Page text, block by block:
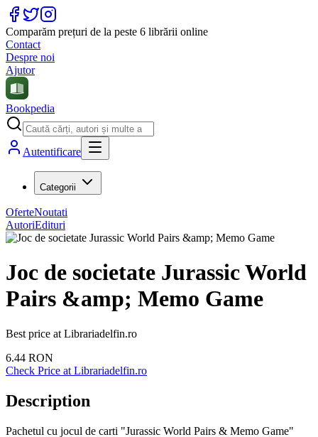
Comparăm prețuri de la peste 6 librării online
Contact
Despre noi
Ajutor
Bookpedia
Autentificare
Categorii
OferteNoutati
AutoriEdituri
Joc de societate Jurassic World
Pairs &amp; Memo Game
Best price at Librariadelfin.ro
6.44 RON
Check Price at Librariadelfin.ro
Description
Pachetul cu jocul de carti "Jurassic World Pairs & Memo Game"